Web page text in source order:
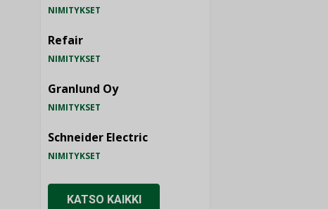
NIMITYKSET
Refair
NIMITYKSET
Granlund Oy
NIMITYKSET
Schneider Electric
NIMITYKSET
KATSO KAIKKI